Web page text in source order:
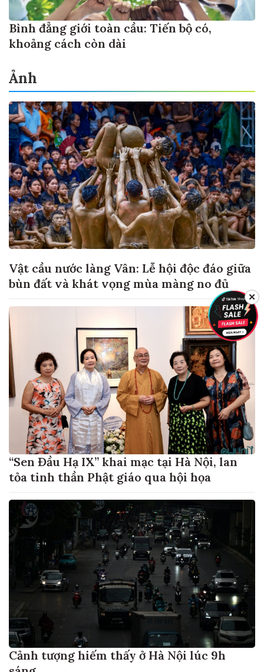
Bình đẳng giới toàn cầu: Tiến bộ có,
khoảng cách còn dài
Ảnh
Vật cầu nước làng Vân: Lễ hội độc đáo giữa
bùn đất và khát vọng mùa màng no đủ
“Sen Đầu Hạ IX” khai mạc tại Hà Nội, lan
tỏa tinh thần Phật giáo qua hội họa
Cảnh tượng hiếm thấy ở Hà Nội lúc 9h
✕